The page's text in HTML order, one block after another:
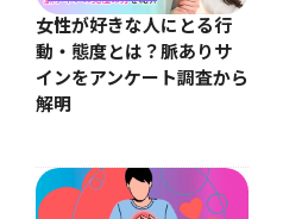
女性が好きな人にとる行
動・態度とは？脈ありサ
インをアンケート調査から
解明